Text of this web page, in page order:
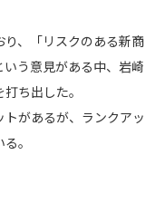
、「リスクのある新商
う意見がある中、岩崎
ち出した。
があるが、ランクアッ
。